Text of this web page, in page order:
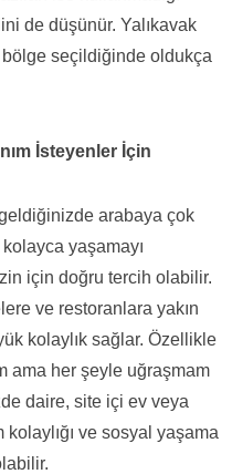
de düşünür. Yalıkavak
seçildiğinde oldukça
İsteyenler İçin
geldiğinizde arabaya çok
yaşamayı
için doğru tercih olabilir.
ve restoranlara yakın
kolaylık sağlar. Özellikle
ama her şeyle uğraşmam
daire, site içi ev veya
ve sosyal yaşama